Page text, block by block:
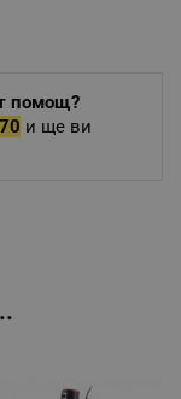
помощ?
и ще ви